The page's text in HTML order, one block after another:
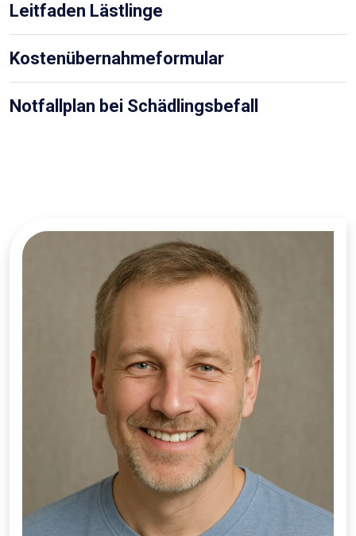
Leitfaden Lästlinge
Kostenübernahmeformular
Notfallplan bei Schädlingsbefall